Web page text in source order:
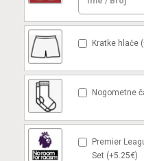
Kratke hlače
Nogometne
Premier
Set (+5.25€)